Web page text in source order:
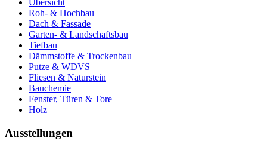
Übersicht
Roh- & Hochbau
Dach & Fassade
Garten- & Landschaftsbau
Tiefbau
Dämmstoffe & Trockenbau
Putze & WDVS
Fliesen & Naturstein
Bauchemie
Fenster, Türen & Tore
Holz
Ausstellungen